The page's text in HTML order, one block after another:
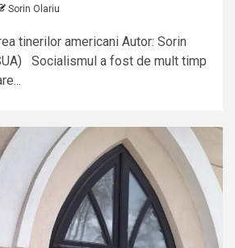
Sorin Olariu
tinerilor americani Autor: Sorin
Socialismul a fost de mult timp